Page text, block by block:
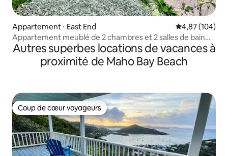
Appartement ⋅ East End Évaluation
4,87 (104)
Appartement meublé de 2 chambres et 2 salles de bain
n° 1
Autres superbes locations de vacances à
proximité de Maho Bay Beach
Coup de cœur voyageurs
Coup de cœur voyageurs